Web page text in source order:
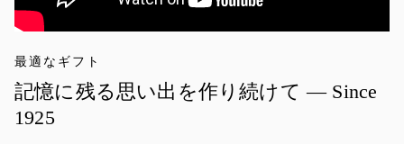
最適なギフト
記憶に残る思い出を作り続けて — Since
1925